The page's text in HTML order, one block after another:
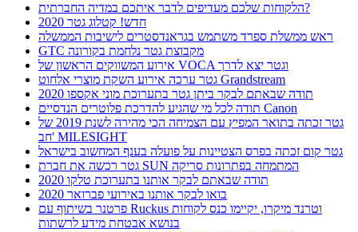
הלקוחות שלכם מעדיפים לדבר איתכם במדיה החברתית?
חדש! קטלוג גטר 2020
ראש ממשלת ספרד משתמש בגראנדסטרים לישיבות הממשלה
GTC מקבוצת גטר נלחמת בקורונה
אירוע המשווקים הראשון של VOCA וגטר יצא לדרך
גטר ערכה אירוע השקת מוצרי אלחוט Grandstream
תודה שבאתם לבקר ביתן גטר בתערוכת מוני אקספו 2020
תודה לכל מי שהגיע להדרכת פלוטרים הנדסיים Canon
גטר זכתה בתואר המפיץ עם הצמיחה הכי מהירה לשנת 2019 של
חב' MILESIGHT
גטר קום זכתה בפרס הצטיינות על פועלה בענף המחשוב בישראל
גטר רכשה את חברת SUN המתמחה בפתרונות סריקה
תודה שבאתם לבקר אותנו בתערוכת טלקו 2020
בואו לבקר אותנו באירועי פברואר 2020
פרטנר בשיתוף עם Ruckus וטרנד מיקרו, יקיימו כנס לקוחות
בנושא אבטחת מידע לרשתות